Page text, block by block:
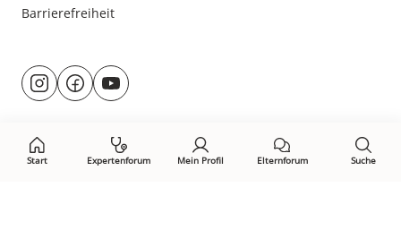
Start Expertenforum Mein Profil Elternforum Suche
Barrierefreiheit
Besuche
uns@rund.ums.baby
facebook.com/rundumsbaby.de
youtube.com/@rundumsbaby_